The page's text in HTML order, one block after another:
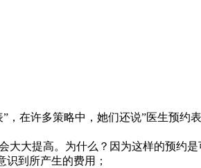
在许多策略中，她们还说”医生预
大提高。为什么？因为这样的预约是
到所产生的费用；